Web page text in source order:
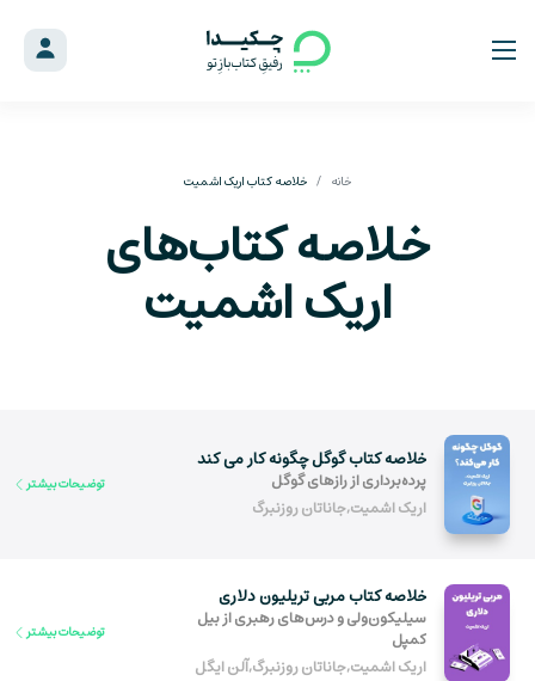
خانه خلاصه کتاب اریک اشمیت
خلاصه کتاب‌های
اریک اشمیت
خلاصه کتاب گوگل چگونه کار می کند
پرده‌برداری از رازهای گوگل
اریک اشمیت,جاناتان روزنبرگ
توضیحات بیشتر
خلاصه کتاب مربی تریلیون دلاری
سیلیکون‌ولی و درس‌های رهبری از بیل
کمپل
اریک اشمیت,جاناتان روزنبرگ,آلن ایگل
توضیحات بیشتر